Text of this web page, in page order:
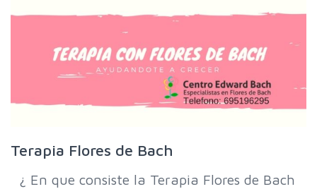
Terapia Flores de Bach
¿ En que consiste la Terapia Flores de Bach